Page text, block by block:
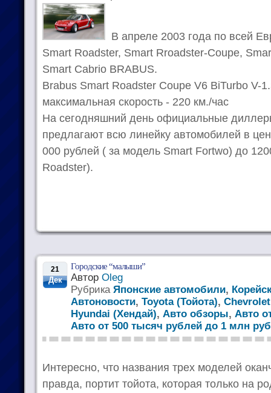
В апреле 2003 года по всей
Smart Roadster, Smart Rroadster-Coupe,
Smart Cabrio BRABUS.
Brabus Smart Roadster Coupe V6 BiTurbo V-
максимальная скорость - 220 км./час
На сегодняшний день официальные
предлагают всю линейку автомобилей в
000 рублей ( за модель Smart Fortwo) до
Roadster).
21
Дек
Городские “малыши”
Автор Oleg
Рубрика Японские автомобили,
Автоновости, Toyota (Тойота),
Hyundai (Хендай), Авто обзоры, Авто
Авто от 500 тысяч рублей до 1 млн
Интересно, что названия трех моделей
правда, портит тойота, которая только на